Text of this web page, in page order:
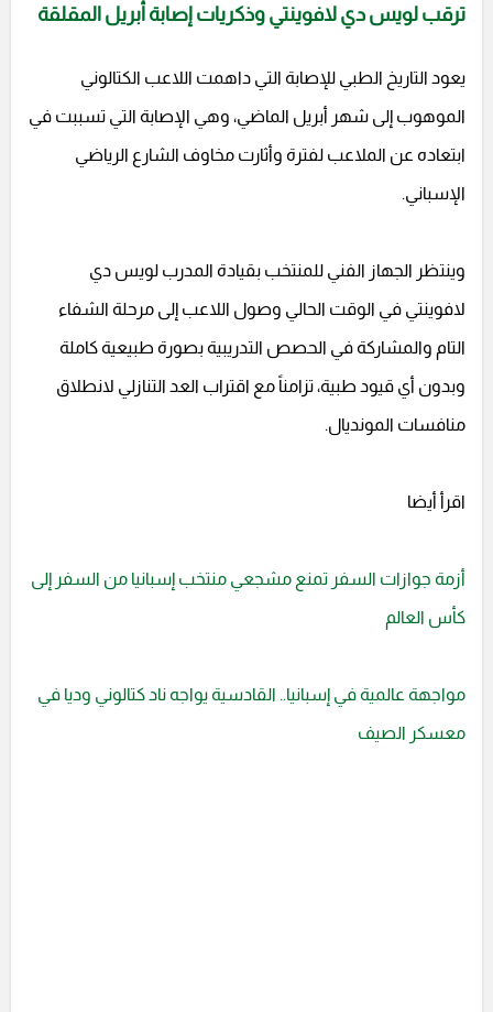
ترقب لويس دي لافوينتي وذكريات إصابة أبريل المقلقة
يعود التاريخ الطبي للإصابة التي داهمت اللاعب الكتالوني
الموهوب إلى شهر أبريل الماضي، وهي الإصابة التي تسببت في
ابتعاده عن الملاعب لفترة وأثارت مخاوف الشارع الرياضي
الإسباني.
وينتظر الجهاز الفني للمنتخب بقيادة المدرب لويس دي
لافوينتي في الوقت الحالي وصول اللاعب إلى مرحلة الشفاء
التام والمشاركة في الحصص التدريبية بصورة طبيعية كاملة
وبدون أي قيود طبية، تزامناً مع اقتراب العد التنازلي لانطلاق
منافسات المونديال.
اقرأ أيضا
أزمة جوازات السفر تمنع مشجعي منتخب إسبانيا من السفر إلى
كأس العالم
مواجهة عالمية في إسبانيا.. القادسية يواجه ناد كتالوني وديا في
معسكر الصيف